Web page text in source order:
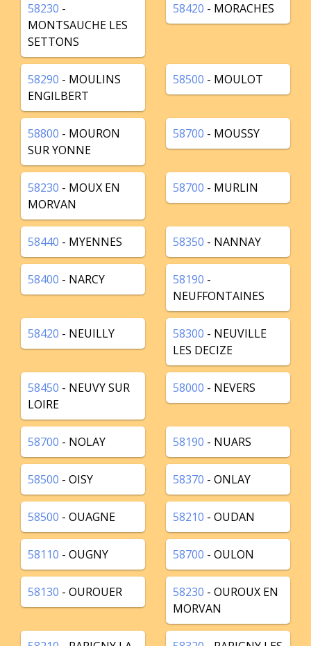
58230 -
MONTSAUCHE LES
SETTONS
58420 - MORACHES
58290 - MOULINS
ENGILBERT
58500 - MOULOT
58800 - MOURON
SUR YONNE
58700 - MOUSSY
58230 - MOUX EN
MORVAN
58700 - MURLIN
58440 - MYENNES 58350 - NANNAY
58400 - NARCY 58190 -
NEUFFONTAINES
58420 - NEUILLY 58300 - NEUVILLE
LES DECIZE
58450 - NEUVY SUR
LOIRE
58000 - NEVERS
58700 - NOLAY 58190 - NUARS
58500 - OISY 58370 - ONLAY
58500 - OUAGNE 58210 - OUDAN
58110 - OUGNY 58700 - OULON
58130 - OUROUER 58230 - OUROUX EN
MORVAN